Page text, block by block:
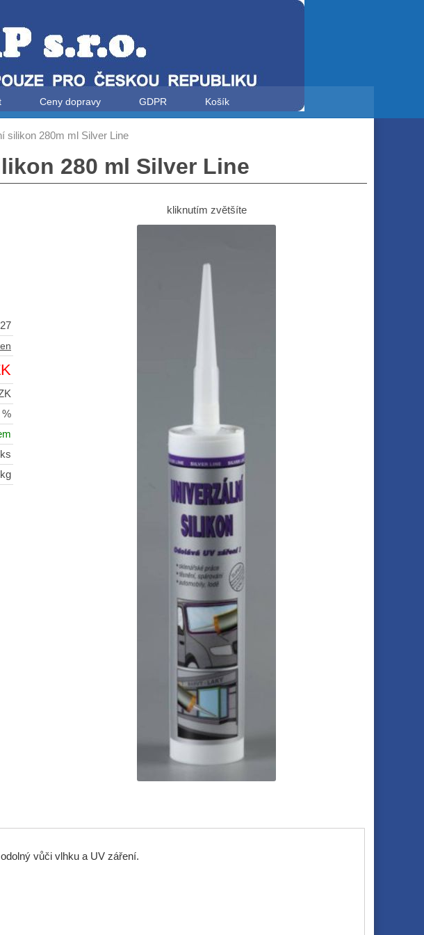
Ceny dopravy GDPR Košík
silikon 280m ml Silver Line
280 ml Silver Line
kliknutím zvětšíte
%
vůči vlhku a UV záření.